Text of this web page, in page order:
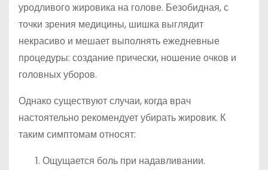
уродливого жировика на голове. Безобидная, с
точки зрения медицины, шишка выглядит
некрасиво и мешает выполнять ежедневные
процедуры: создание прически, ношение очков и
головных уборов.
Однако существуют случаи, когда врач
настоятельно рекомендует убирать жировик. К
таким симптомам относят:
Ощущается боль при надавливании.